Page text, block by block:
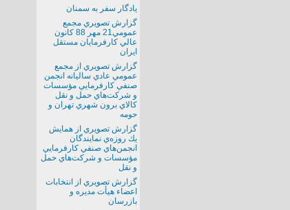
يادگار سفر به سمنان
گزارش تصويري مجمع
عمومي21 مهر 88 كانون
عالي كارفرمايان مستقل
ايران
گزارش تصويري از مجمع
عمومي عادي ساليانه انجمن
صنفي كارفرمايي مؤسسات
و شركت‌هاي حمل و نقل
كالاي برون شهري تهران و
حومه
گزارش تصويري از همايش
يك روزه‌ي نمايندگان
انجمن‌هاي صنفي كارفرمايي
مؤسسات و شركت‌هاي حمل
و نقل
گزارش تصويري از انتخابات
اعضاء هيأت مديره و
بازرسان